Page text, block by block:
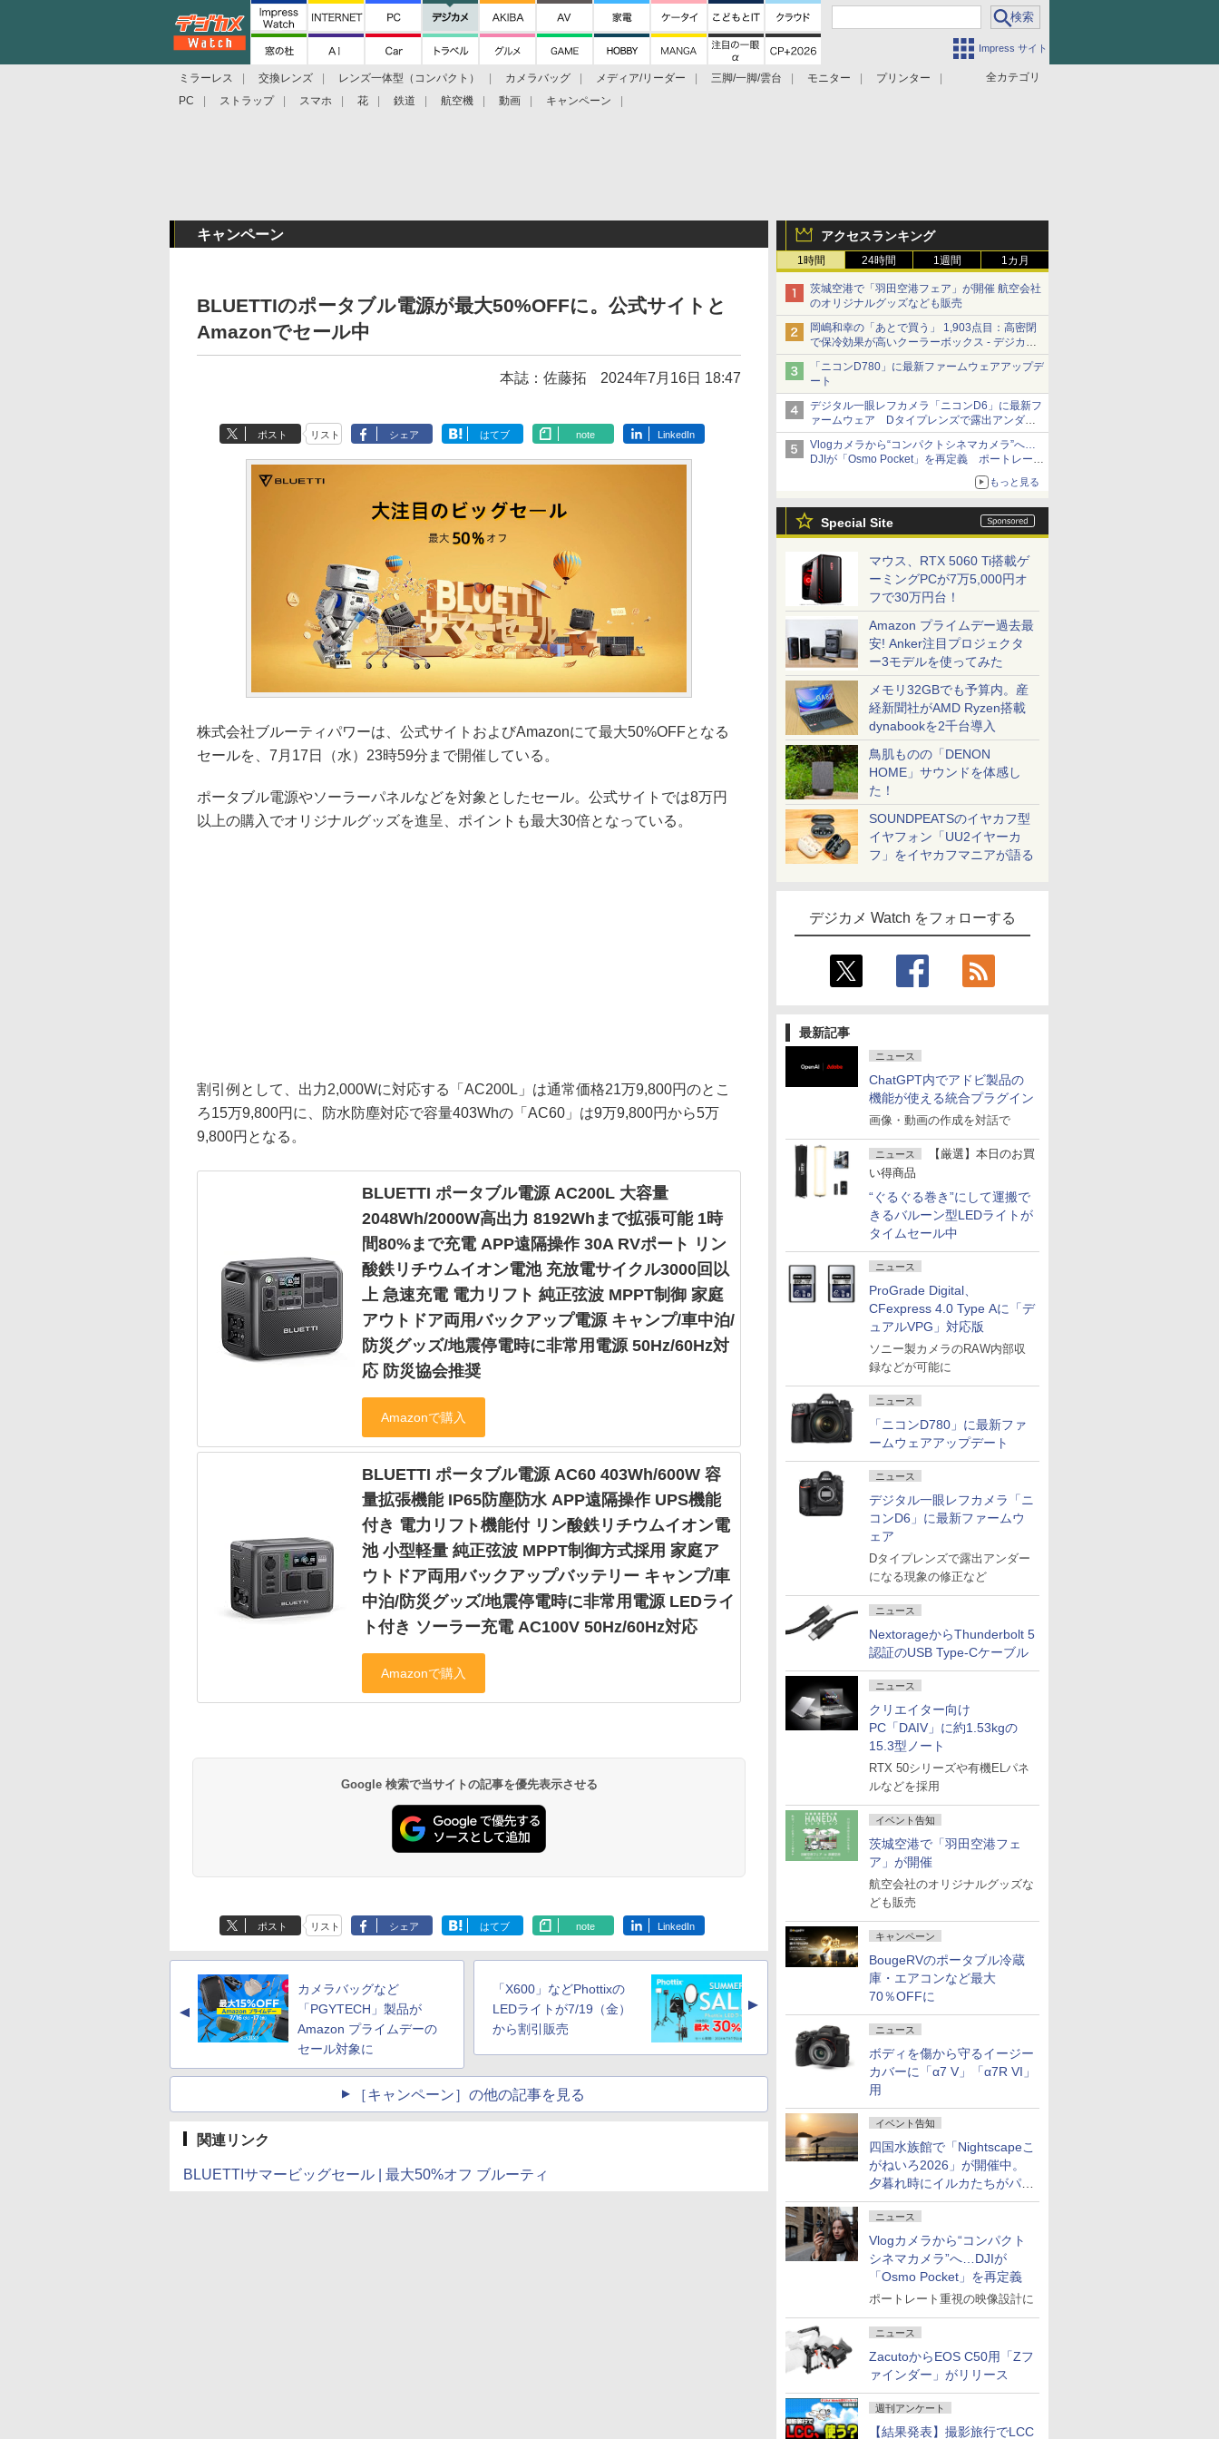
Impress サイト
全カテゴリ
ミラーレス 交換レンズ レンズ一体型（コンパクト） カメラバッグ メディア/リーダー 三脚/一脚/雲台 モニター
プリンター
PC
ストラップ スマホ 花 鉄道 航空機 動画 キャンペーン
アクセスランキング
1時間 24時間 1週間 1カ月
茨城空港で「羽田空港フェア」が開催 航空会社
のオリジナルグッズなども販売
岡嶋和幸の「あとで買う」 1,903点目：高密閉
で保冷効果が高いクーラーボックス - デジカメ
Watch
「ニコンD780」に最新ファームウェアアップデ
ート
デジタル一眼レフカメラ「ニコンD6」に最新フ
ァームウェア Dタイプレンズで露出アンダー
になる現象の修正など
Vlogカメラから“コンパクトシネマカメラ”へ…
DJIが「Osmo Pocket」を再定義 ポートレート
もっと見る
Special Site
マウス、RTX 5060 Ti搭載ゲ
ーミングPCが7万5,000円オ
フで30万円台！
Amazon プライムデー過去最
安! Anker注目プロジェクタ
ー3モデルを使ってみた
メモリ32GBでも予算内。産
経新聞社がAMD Ryzen搭載
dynabookを2千台導入
鳥肌ものの「DENON
HOME」サウンドを体感し
た！
SOUNDPEATSのイヤカフ型
イヤフォン「UU2イヤーカ
フ」をイヤカフマニアが語る
デジカメ Watch をフォローする
最新記事
ニュース
ChatGPT内でアドビ製品の
機能が使える統合プラグイン
画像・動画の作成を対話で
ニュース
【厳選】本日のお買
い得商品
“ぐるぐる巻き”にして運搬で
きるバルーン型LEDライトが
タイムセール中
ニュース
ProGrade Digital、
CFexpress 4.0 Type Aに「デ
ュアルVPG」対応版
ソニー製カメラのRAW内部収
録などが可能に
ニュース
「ニコンD780」に最新ファ
ームウェアアップデート
ニュース
デジタル一眼レフカメラ「ニ
コンD6」に最新ファームウ
ェア
Dタイプレンズで露出アンダー
になる現象の修正など
ニュース
NextorageからThunderbolt 5
認証のUSB Type-Cケーブル
ニュース
クリエイター向け
PC「DAIV」に約1.53kgの
15.3型ノート
RTX 50シリーズや有機ELパネ
ルなどを採用
イベント告知
茨城空港で「羽田空港フェ
ア」が開催
航空会社のオリジナルグッズな
ども販売
キャンペーン
BougeRVのポータブル冷蔵
庫・エアコンなど最大
70％OFFに
ニュース
ボディを傷から守るイージー
カバーに「α7 V」「α7R VI」
用
イベント告知
四国水族館で「Nightscapeこ
がねいろ2026」が開催中。
夕暮れ時にイルカたちがパフ
ォーマンスを繰り広げる
ニュース
Vlogカメラから“コンパクト
シネマカメラ”へ…DJIが
「Osmo Pocket」を再定義
ポートレート重視の映像設計に
ニュース
ZacutoからEOS C50用「Zフ
ァインダー」がリリース
週刊アンケート
【結果発表】撮影旅行でLCC
キャンペーン
BLUETTIのポータブル電源が最大50%OFFに。公式サイトと
Amazonでセール中
本誌：佐藤拓 2024年7月16日 18:47
ポスト リスト シェア はてブ note LinkedIn
株式会社ブルーティパワーは、公式サイトおよびAmazonにて最大50%OFFとなる
セールを、7月17日（水）23時59分まで開催している。
ポータブル電源やソーラーパネルなどを対象としたセール。公式サイトでは8万円
以上の購入でオリジナルグッズを進呈、ポイントも最大30倍となっている。
割引例として、出力2,000Wに対応する「AC200L」は通常価格21万9,800円のとこ
ろ15万9,800円に、防水防塵対応で容量403Whの「AC60」は9万9,800円から5万
9,800円となる。
BLUETTI ポータブル電源 AC200L 大容量
2048Wh/2000W高出力 8192Whまで拡張可能 1時
間80%まで充電 APP遠隔操作 30A RVポート リン
酸鉄リチウムイオン電池 充放電サイクル3000回以
上 急速充電 電力リフト 純正弦波 MPPT制御 家庭
アウトドア両用バックアップ電源 キャンプ/車中泊/
防災グッズ/地震停電時に非常用電源 50Hz/60Hz対
応 防災協会推奨
BLUETTI ポータブル電源 AC60 403Wh/600W 容
量拡張機能 IP65防塵防水 APP遠隔操作 UPS機能
付き 電力リフト機能付 リン酸鉄リチウムイオン電
池 小型軽量 純正弦波 MPPT制御方式採用 家庭ア
ウトドア両用バックアップバッテリー キャンプ/車
中泊/防災グッズ/地震停電時に非常用電源 LEDライ
ト付き ソーラー充電 AC100V 50Hz/60Hz対応
Google 検索で当サイトの記事を優先表示させる
ポスト リスト シェア はてブ note LinkedIn
▲
カメラバッグなど
「PGYTECH」製品が
Amazon プライムデーの
セール対象に
「X600」などPhottixの
LEDライトが7/19（金）
から割引販売
▲
［キャンペーン］の他の記事を見る
関連リンク
BLUETTIサマービッグセール | 最大50%オフ ブルーティ